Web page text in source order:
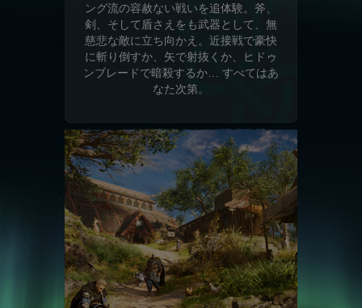
ング流の容赦ない戦いを追体験。斧、
剣、そして盾さえをも武器として、無
慈悲な敵に立ち向かえ。近接戦で豪快
に斬り倒すか、矢で射抜くか、ヒドゥ
ンブレードで暗殺するか… すべてはあ
なた次第。